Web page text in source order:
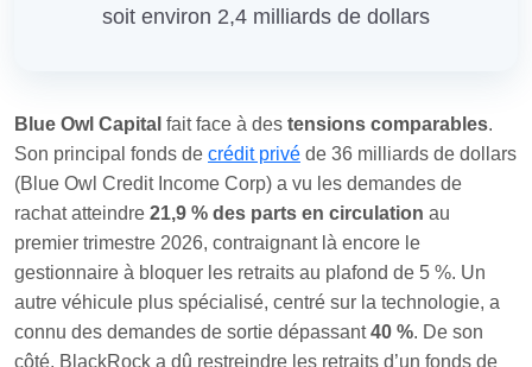
soit environ 2,4 milliards de dollars
Blue Owl Capital fait face à des tensions comparables.
Son principal fonds de crédit privé de 36 milliards de dollars
(Blue Owl Credit Income Corp) a vu les demandes de
rachat atteindre 21,9 % des parts en circulation au
premier trimestre 2026, contraignant là encore le
gestionnaire à bloquer les retraits au plafond de 5 %. Un
autre véhicule plus spécialisé, centré sur la technologie, a
connu des demandes de sortie dépassant40 %. De son
côté, BlackRock a dû restreindre les retraits d’un fonds de